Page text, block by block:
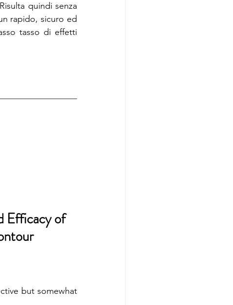
quindi senza
rapido, sicuro ed
tasso di effetti
Efficacy of
but somewhat